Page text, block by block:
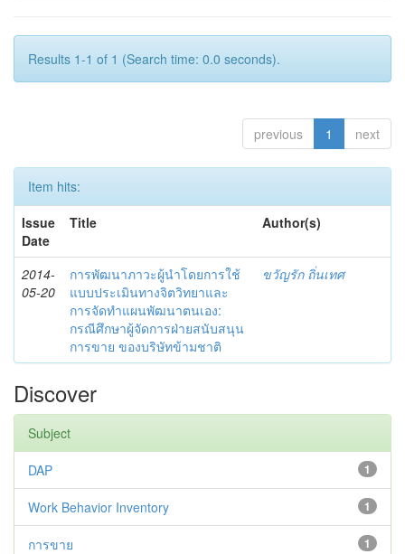
Results 1-1 of 1 (Search time: 0.0 seconds).
previous 1 next
Item hits:
Issue
Date
Title Author(s)
2014-
05-20
การพัฒนาภาวะผู้นำโดยการใช้
แบบประเมินทางจิตวิทยาและ
การจัดทำแผนพัฒนาตนเอง:
กรณีศึกษาผู้จัดการฝ่ายสนับสนุน
การขาย ของบริษัทข้ามชาติ
ขวัญรัก ถิ่นเทศ
Discover
Subject
1
DAP
1
Work Behavior Inventory
1
การขาย